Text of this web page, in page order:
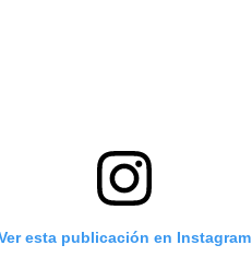
esta publicación en Instagram